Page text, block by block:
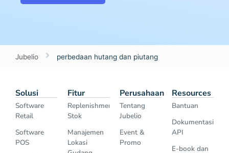
Jubelio perbedaan hutang dan piutang
Solusi
Software
Retail
Software
POS
Fitur
Replenishment
Stok
Manajemen
Lokasi
Perusahaan
Tentang
Jubelio
Event &
Promo
Resources
Bantuan
Dokumentasi
API
E-book dan